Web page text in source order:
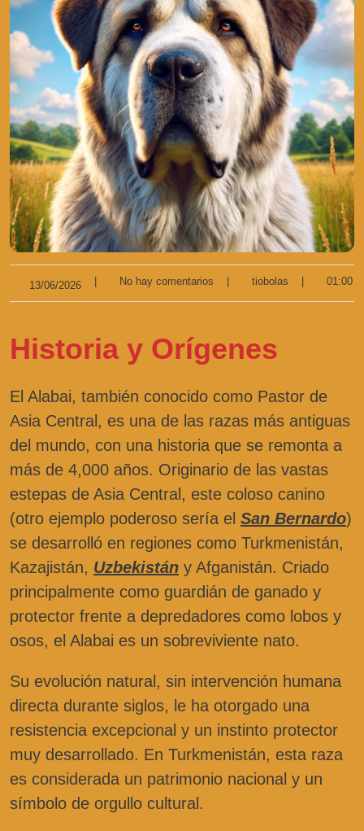
13/06/2026 No hay comentarios tiobolas 01:00
Historia y Orígenes
El Alabai, también conocido como Pastor de
Asia Central, es una de las razas más antiguas
del mundo, con una historia que se remonta a
más de 4,000 años. Originario de las vastas
estepas de Asia Central, este coloso canino
(otro ejemplo poderoso sería el San Bernardo)
se desarrolló en regiones como Turkmenistán,
Kazajistán, Uzbekistán y Afganistán. Criado
principalmente como guardián de ganado y
protector frente a depredadores como lobos y
osos, el Alabai es un sobreviviente nato.
Su evolución natural, sin intervención humana
directa durante siglos, le ha otorgado una
resistencia excepcional y un instinto protector
muy desarrollado. En Turkmenistán, esta raza
es considerada un patrimonio nacional y un
símbolo de orgullo cultural.